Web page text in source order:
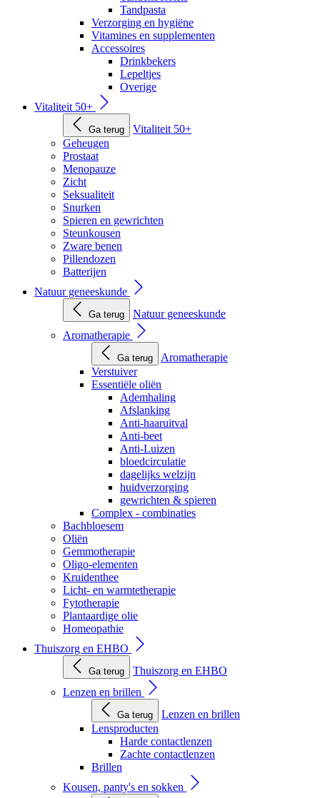
Tandpasta
Verzorging en hygiëne
Vitamines en supplementen
Accessoires
Drinkbekers
Lepeltjes
Overige
Vitaliteit 50+
Ga terug
Vitaliteit 50+
Geheugen
Prostaat
Menopauze
Zicht
Seksualiteit
Snurken
Spieren en gewrichten
Steunkousen
Zware benen
Pillendozen
Batterijen
Natuur geneeskunde
Ga terug
Natuur geneeskunde
Aromatherapie
Ga terug
Aromatherapie
Verstuiver
Essentiële oliën
Ademhaling
Afslanking
Anti-haaruitval
Anti-beet
Anti-Luizen
bloedcirculatie
dagelijks welzijn
huidverzorging
gewrichten & spieren
Complex - combinaties
Bachbloesem
Oliën
Gemmotherapie
Oligo-elementen
Kruidenthee
Licht- en warmtetherapie
Fytotherapie
Plantaardige olie
Homeopathie
Thuiszorg en EHBO
Ga terug
Thuiszorg en EHBO
Lenzen en brillen
Ga terug
Lenzen en brillen
Lensproducten
Harde contactlenzen
Zachte contactlenzen
Brillen
Kousen, panty's en sokken